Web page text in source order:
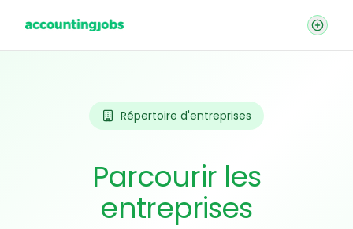
Répertoire d'entreprises
Parcourir les
entreprises